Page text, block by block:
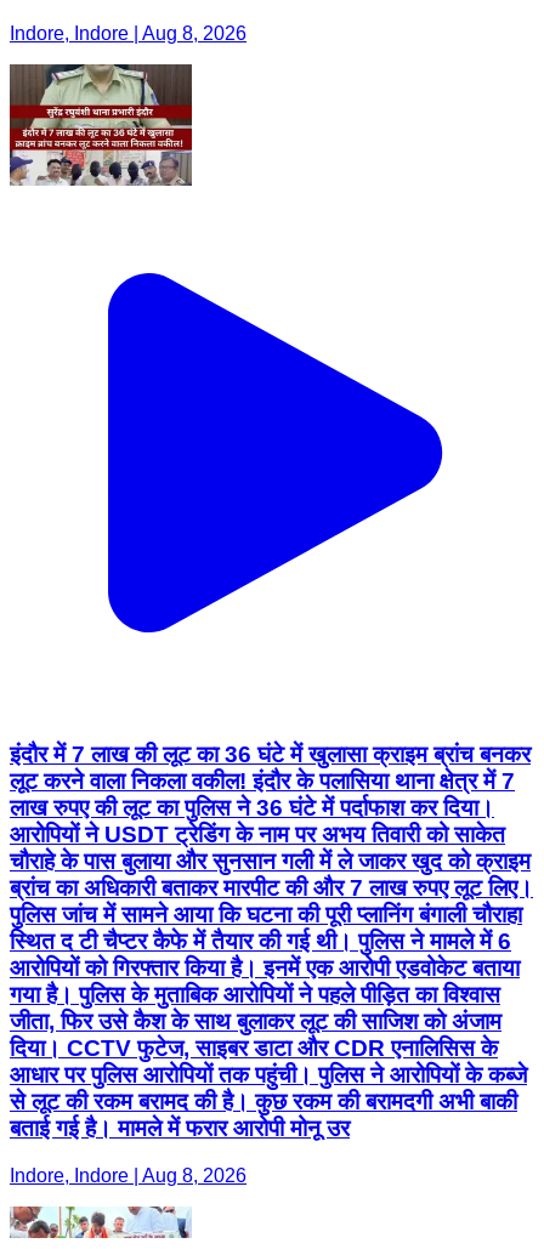
Indore, Indore | Aug 8, 2026
इंदौर में 7 लाख की लूट का 36 घंटे में खुलासा क्राइम ब्रांच बनकर
लूट करने वाला निकला वकील! इंदौर के पलासिया थाना क्षेत्र में 7
लाख रुपए की लूट का पुलिस ने 36 घंटे में पर्दाफाश कर दिया।
आरोपियों ने USDT ट्रेडिंग के नाम पर अभय तिवारी को साकेत
चौराहे के पास बुलाया और सुनसान गली में ले जाकर खुद को क्राइम
ब्रांच का अधिकारी बताकर मारपीट की और 7 लाख रुपए लूट लिए।
पुलिस जांच में सामने आया कि घटना की पूरी प्लानिंग बंगाली चौराहा
स्थित द टी चैप्टर कैफे में तैयार की गई थी। पुलिस ने मामले में 6
आरोपियों को गिरफ्तार किया है। इनमें एक आरोपी एडवोकेट बताया
गया है। पुलिस के मुताबिक आरोपियों ने पहले पीड़ित का विश्वास
जीता, फिर उसे कैश के साथ बुलाकर लूट की साजिश को अंजाम
दिया। CCTV फुटेज, साइबर डाटा और CDR एनालिसिस के
आधार पर पुलिस आरोपियों तक पहुंची। पुलिस ने आरोपियों के कब्जे
से लूट की रकम बरामद की है। कुछ रकम की बरामदगी अभी बाकी
बताई गई है। मामले में फरार आरोपी मोनू उर
Indore, Indore | Aug 8, 2026